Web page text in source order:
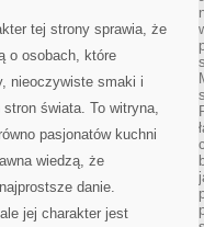
tej strony sprawia, że
o osobach, które
nieoczywiste smaki i
świata. To witryna,
pasjonatów kuchni
wiedzą, że
danie.
jej charakter jest